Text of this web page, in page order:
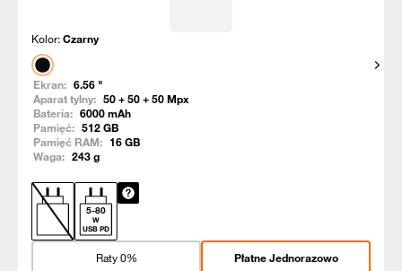
Kolor:Czarny
Ekran: 6.56 "
Aparat tylny: 50 + 50 + 50Mpx
Bateria: 6000mAh
Pamięć: 512GB
Pamięć RAM: 16GB
Waga: 243g
5-80
W
USB PD
Płatne Jednorazowo
Raty 0%